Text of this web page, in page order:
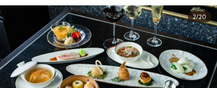
プランの をクリックすることで
お気に入りに追加できます。
閲覧履歴
閲覧履歴はありません
過去に見たお店が最大10件まで表示されます。
10件を超えると、古いものから順に削除されます。
2/20